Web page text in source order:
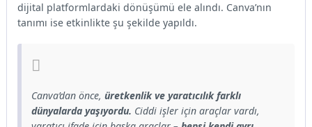
dijital platformlardaki dönüşümü ele alındı. Canva’nın
tanımı ise etkinlikte şu şekilde yapıldı.
Canva’dan önce,üretkenlik ve yaratıcılık farklı
dünyalarda yaşıyordu. Ciddi işler için araçlar vardı,